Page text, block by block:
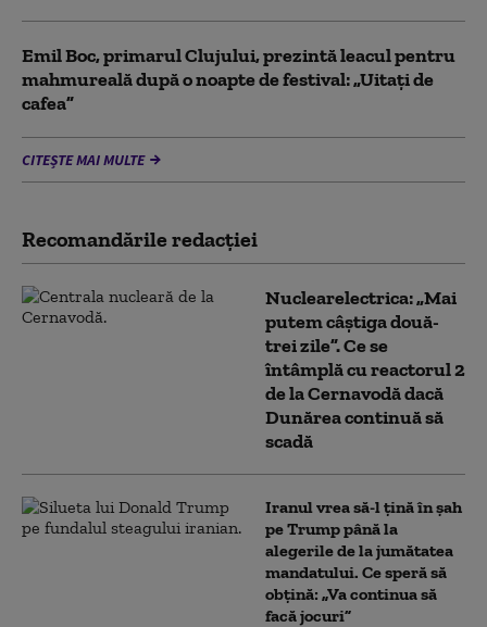
Emil Boc, primarul Clujului, prezintă leacul pentru
mahmureală după o noapte de festival: „Uitați de
cafea”
CITEȘTE MAI MULTE
Recomandările redacţiei
Nuclearelectrica: „Mai
putem câștiga două-
trei zile”. Ce se
întâmplă cu reactorul 2
de la Cernavodă dacă
Dunărea continuă să
scadă
Iranul vrea să-l țină în șah
pe Trump până la
alegerile de la jumătatea
mandatului. Ce speră să
obțină: „Va continua să
facă jocuri”